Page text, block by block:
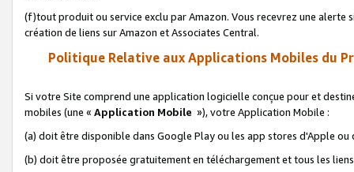
(f)tout produit ou service exclu par Amazon. Vous recevrez une alerte
création de liens sur Amazon et Associates Central.
Politique Relative aux Applications Mobiles du
Si votre Site comprend une application logicielle conçue pour et
mobiles (une « Application Mobile »), votre Application Mobile :
(a) doit être disponible dans Google Play ou les app stores d'Apple ou
(b) doit être proposée gratuitement en téléchargement et tous les